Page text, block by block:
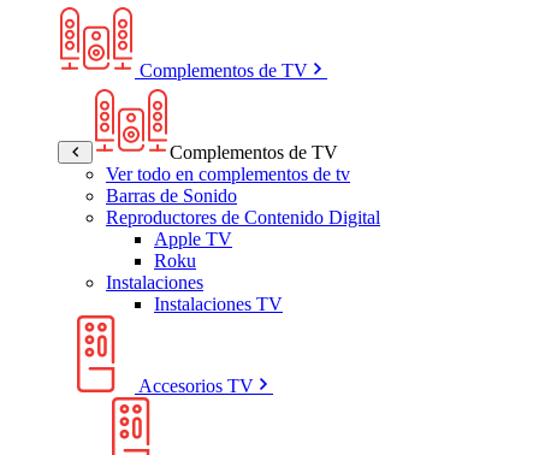
Complementos de TV
Complementos de TV
Ver todo en complementos de tv
Barras de Sonido
Reproductores de Contenido Digital
Apple TV
Roku
Instalaciones
Instalaciones TV
Accesorios TV